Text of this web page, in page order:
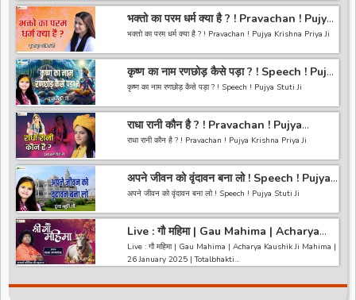
*-----------------------------------------------------------------
------------------------------------------*
अगर आपको हमारी वीडियो अच्छी लगी तो हमारे चैनल को सब्सक्राइब करना
https://bit.ly/2HNBbHd
*-----------------------------------------------------------------
------------------------------------------
भक्तो का परम धर्म क्या है ? ! Pravachan ! Pujya
Krishna Priya Ji
भक्तो का परम धर्म क्या है ? ! Pravachan ! Pujya Krishna Priya Ji
------------------------------------------------------------------
----------------------------------------
अगर आपको हमारी वीडियो अच्छी लगी तो हमारे चैनल को सब्सक्राइब करना
https://bit.ly/2HNBbHd
------------------------------------------------------------------
-----------------------------------------
कृष्ण का नाम रणछोड़ कैसे पड़ा ? ! Speech ! Pujya
Stuti Ji
कृष्ण का नाम रणछोड़ कैसे पड़ा ? ! Speech ! Pujya Stuti Ji
*-----------------------------------------------------------------
------------------------------------------*
अगर आपको हमारी वीडियो अच्छी लगी तो हमारे चैनल को सब्सक्राइब करना
https://bit.ly/2HNBbHd
*-----------------------------------------------------------------
------------------------------------------*
राधा रानी कौन है ? ! Pravachan ! Pujya
Krishna Priya Ji
राधा रानी कौन है ? ! Pravachan ! Pujya Krishna Priya Ji
------------------------------------------------------------------
----------------------------------------
अगर आपको हमारी वीडियो अच्छी लगी तो हमारे चैनल को सब्सक्राइब करना
https://bit.ly/2HNBbHd
------------------------------------------------------------------
-----------------------------------------
Like *
अपने जीवन को वृंदावन बना लो ! Speech ! Pujya
Stuti Ji
अपने जीवन को वृंदावन बना लो ! Speech ! Pujya Stuti Ji
*-----------------------------------------------------------------
------------------------------------------*
अगर आपको हमारी वीडियो अच्छी लगी तो हमारे चैनल को सब्सक्राइब करना
ना भूले और वीडियो को लाइक करे कमेंट करे और शेयर करे.
https://bit.ly/2HNBbHd
*-----------------------------------------------------------------
Live : गौ महिमा | Gau Mahima | Acharya
Kaushik Ji Mahima | 26 January 2025 |
Totalbhakti
Live : गौ महिमा | Gau Mahima | Acharya Kaushik Ji Mahima |
26 January 2025 | Totalbhakti
------------------------------------------------------------------